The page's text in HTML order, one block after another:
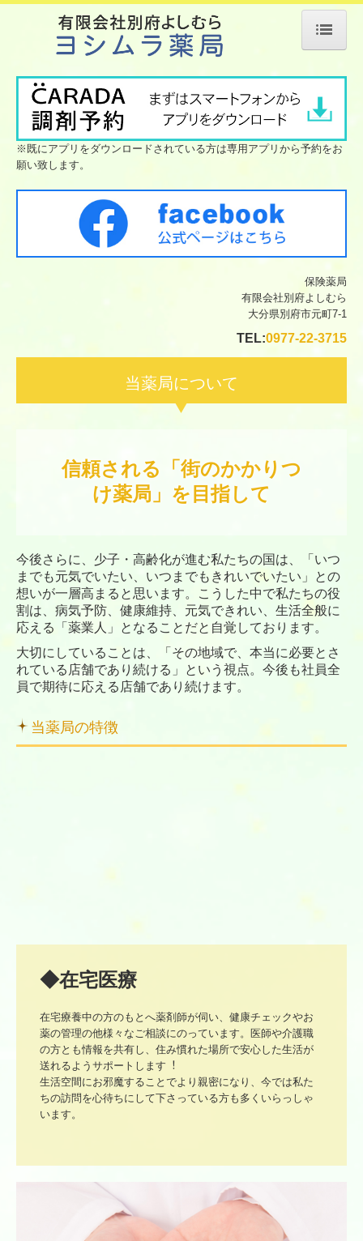
当薬局について
会社案内
店舗案内
サービス案内
処方箋の受付
※既にアプリをダウンロードされている方は専用アプリから予約をお
願い致します。
保険薬局
有限会社別府よしむら
大分県別府市元町7-1
TEL:0977-22-3715
当薬局について
信頼される「街のかかりつ
け薬局」を目指して
今後さらに、少子・高齢化が進む私たちの国は、「いつ
までも元気でいたい、いつまでもきれいでいたい」との
想いが一層高まると思います。こうした中で私たちの役
割は、病気予防、健康維持、元気できれい、生活全般に
応える「薬業人」となることだと自覚しております。
大切にしていることは、「その地域で、本当に必要とさ
れている店舗であり続ける」という視点。今後も社員全
員で期待に応える店舗であり続けます。
当薬局の特徴
◆在宅医療
在宅療養中の⽅のもとへ薬剤師が伺い、健康チェックやお
薬の管理の他様々なご相談にのっています。医師や介護職
の⽅とも情報を共有し、住み慣れた場所で安⼼した⽣活が
送れるようサポートします︕
⽣活空間にお邪魔することでより親密になり、今では私た
ちの訪問を⼼待ちにして下さっている⽅も多くいらっしゃ
います。